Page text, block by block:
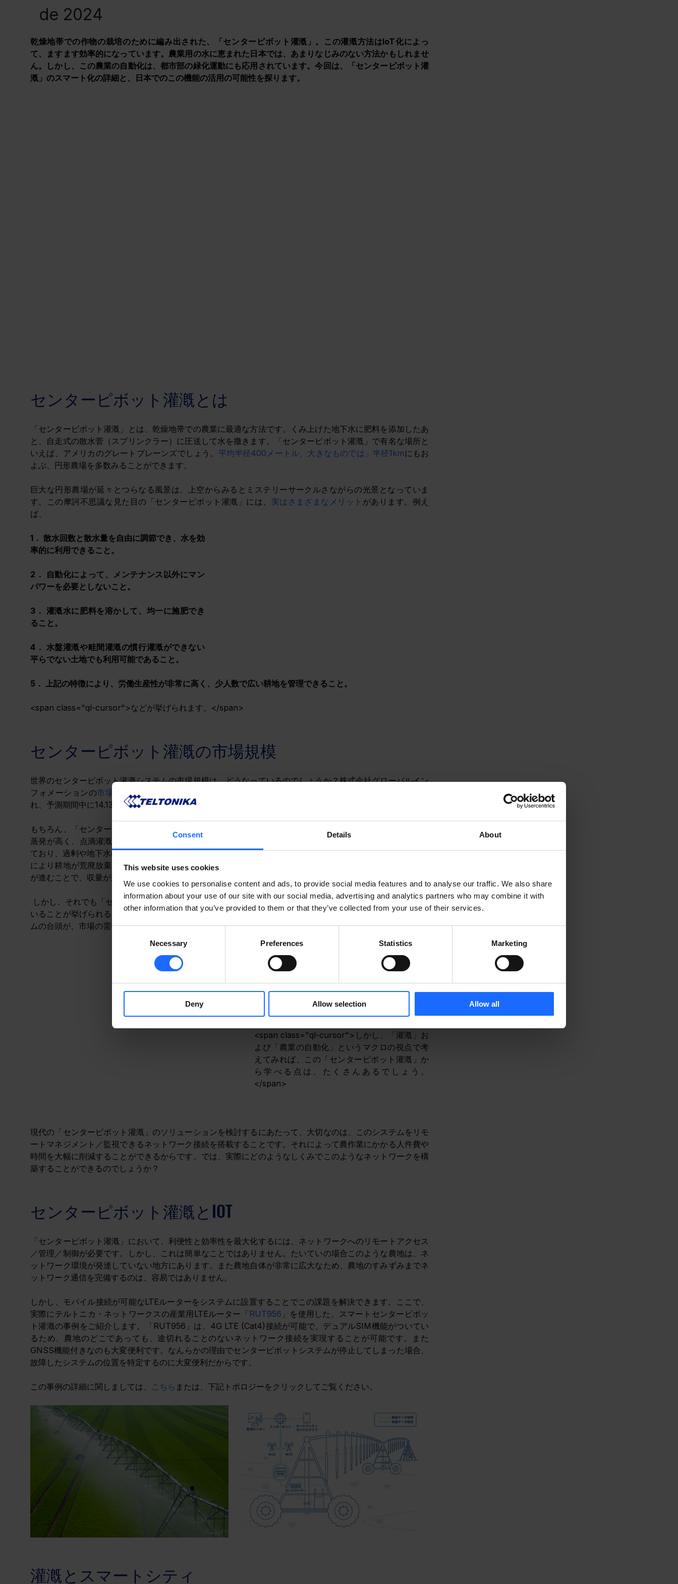
Consent Details About
This website uses cookies
We use cookies to personalise content and ads, to provide social media features and to analyse our traffic. We also share
information about your use of our site with our social media, advertising and analytics partners who may combine it with
other information that you’ve provided to them or that they’ve collected from your use of their services.
Necessary Preferences Statistics Marketing
Deny Allow selection Allow all
de 2024
乾燥地帯での作物の栽培のために編み出された、「センターピボット灌漑」。この灌漑方法はIoT化によっ
て、ますます効率的になっています。農業用の水に恵まれた日本では、あまりなじみのない方法かもしれませ
ん。しかし、この農業の自動化は、都市部の緑化運動にも応用されています。今回は、「センターピボット灌
漑」のスマート化の詳細と、日本でのこの機能の活用の可能性を探ります。
センターピボット灌漑とは
「センターピボット灌漑」とは、乾燥地帯での農業に最適な方法です。くみ上げた地下水に肥料を添加したあ
と、自走式の散水菅（スプリンクラー）に圧送して水を撒きます。「センターピボット灌漑」で有名な場所と
いえば、アメリカのグレートプレーンズでしょう。 平均半径400メートル、大きなものでは」半径1kmにもお
よぶ、円形農場を多数みることができます。
巨大な円形農場が延々とつらなる風景は、上空からみるとミステリーサークルさながらの光景となっていま
す。この摩訶不思議な見た目の「センターピボット灌漑」には、 実はさまざまなメリット があります。例え
ば、
1． 散水回数と散水量を自由に調節でき、水を効
率的に利用できること。
2． 自動化によって、メンテナンス以外にマン
パワーを必要としないこと。
3． 灌漑水に肥料を溶かして、均一に施肥でき
ること。
4． 水盤灌漑や畦間灌漑の慣行灌漑ができない
平らでない土地でも利用可能であること。
5． 上記の特徴により、労働生産性が非常に高く、少人数で広い耕地を管理できること。
<span class="ql-cursor">﻿などが挙げられます。</span>
センターピボット灌漑の市場規模
世界のセンターピボット灌漑システムの市場規模は、どうなっているのでしょうか？株式会社グローバルイン
フォメーションの市場調査レポート
れ、予測期間中に14.13%のCAGRで成長すると予測されています。
もちろん、 「センターピボット灌漑」には、メリットだけではなく
蒸発が高く、点滴灌漑に比べ約5倍の水量が消費されることは大きなデメリットです。また、地下水に依存し
ており、 過剰や地下水のくみ上げにより地下水位が低下し、 揚水コストが増大するとともに、農業用水の不足
により耕地が荒廃放棄される可能性もあります。また、高濃度塩分の排水と高蒸発率により、耕地の塩分集積
が進むことで、収量が影響されるという懸念もあります。
しかし、それでも 「センターピボット灌漑」市場がここ数年伸びている背景には、温室農業の採用が増加して
いることが挙げられるでしょう。また、技術革新と改良による様々な機能を持つセンターピボット灌漑システ
ムの台頭が、市場の需要を促進している背景があるようです。
はどのような状況なのでしょうか？日本は、ほ
とんどの地域が
に属しており、乾
燥地帯特有の課題がないため、一見「センター
<span class="ql-cursor">﻿ しかし、「灌漑」お
よび「農業の自動化」というマクロの視点で考
えてみれば、この「センターピボット灌漑」か
ら学べる点は、たくさんあるでしょう。
</span>
現代の「センターピボット灌漑」のソリューションを検討するにあたって、大切なのは、このシステムをリモ
ートマネジメント／監視できるネットワーク接続を搭載することです。それによって農作業にかかる人件費や
時間を大幅に削減することができるからです。では、実際にどのようなしくみでこのようなネットワークを構
築することができるのでしょうか？
センターピボット灌漑とIOT
「センターピボット灌漑」において、利便性と効率性を最大化するには、ネットワークへのリモートアクセス
／管理／制御が必要です。しかし、これは簡単なことではありません。たいていの場合このような農地は、ネ
ットワーク環境が発達していない地方にあります。また農地自体が非常に広大なため、農地のすみずみまでネ
ットワーク通信を完備するのは、容易ではありません。
しかし、モバイル接続が可能なLTEルーターをシステムに設置することでこの課題を解決できます。ここで、
実際にテルトニカ・ネットワークスの産業用LTEルーター「 RUT956 」を使用した、スマートセンターピボッ
ト灌漑の事例をご紹介します。「RUT956」は、4G LTE (Cat4)接続が可能で、デュアルSIM機能がついてい
るため、農地のどこであっても、途切れることのないネットワーク接続を実現することが可能です。また
GNSS機能付きなのも大変便利です。なんらかの理由でセンターピボットシステムが停止してしまった場合、
故障したシステムの位置を特定するのに大変便利だからです。
この事例の詳細に関しましては、 こちら または、下記トポロジーをクリックしてご覧ください。
灌漑とスマートシティ